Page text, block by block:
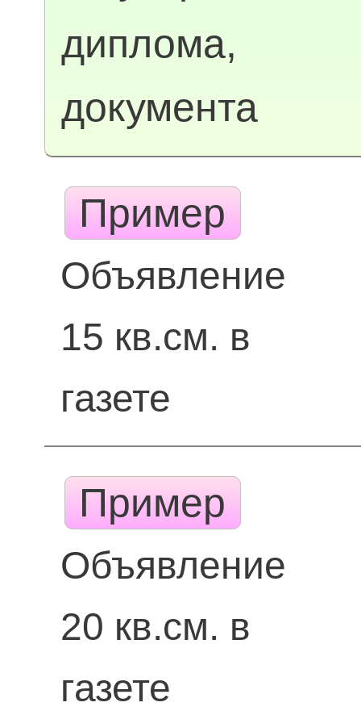
диплома,
документа
Пример
Объявление
15 кв.см. в
газете
Пример
Объявление
20 кв.см. в
газете